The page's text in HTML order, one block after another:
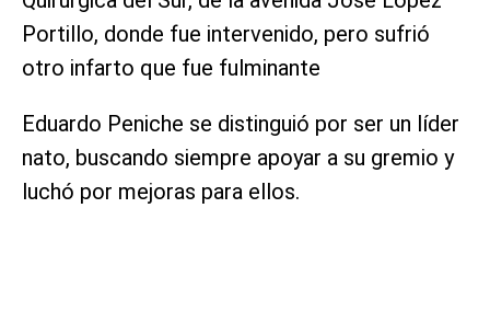
Portillo, donde fue intervenido, pero sufrió
otro infarto que fue fulminante
Eduardo Peniche se distinguió por ser un líder
nato, buscando siempre apoyar a su gremio y
luchó por mejoras para ellos.